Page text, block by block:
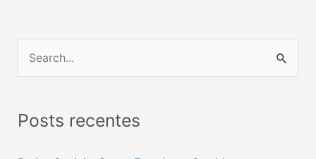
qPosts recentes